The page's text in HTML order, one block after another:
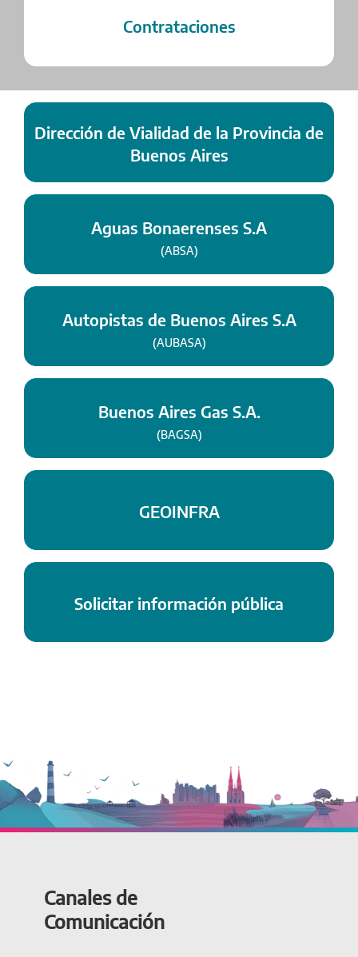
Contrataciones
Dirección de Vialidad de la Provincia de
Buenos Aires
Aguas Bonaerenses S.A
(ABSA)
Autopistas de Buenos Aires S.A
(AUBASA)
Buenos Aires Gas S.A.
(BAGSA)
GEOINFRA
Solicitar información pública
Canales de
Comunicación